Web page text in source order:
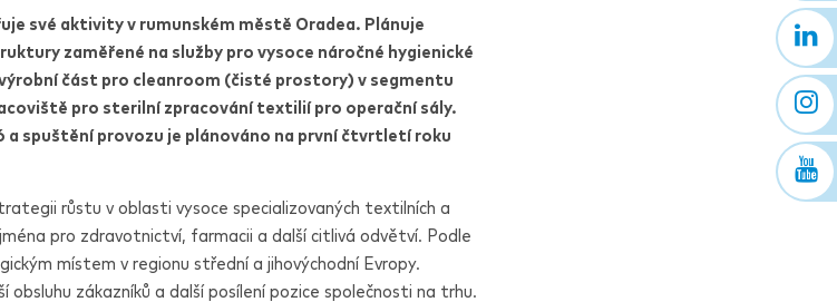
své aktivity v rumunském městě Oradea. Plánuje
zaměřené na služby pro vysoce náročné hygienické
část pro cleanroom (čisté prostory) v segmentu
pro sterilní zpracování textilií pro operační sály.
a spuštění provozu je plánováno na první čtvrtletí roku
růstu v oblasti vysoce specializovaných textilních a
pro zdravotnictví, farmacii a další citlivá odvětví. Podle
místem v regionu střední a jihovýchodní Evropy.
zákazníků a další posílení pozice společnosti na trhu.